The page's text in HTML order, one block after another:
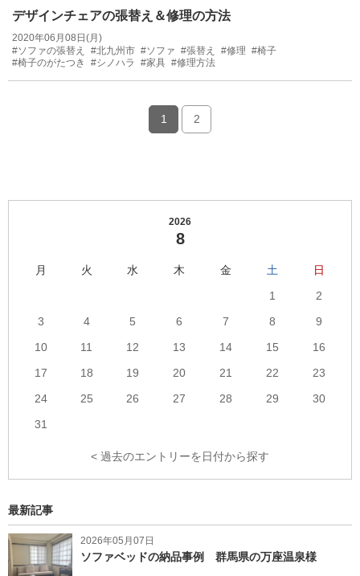
デザインチェアの張替え＆修理の方法
2020年06月08日(月)
#ソファの張替え
#北九州市 #ソファ #張替え #修理 #椅子
#椅子のがたつき
#シノハラ #家具 #修理方法
1 2
2026
8
月 火 水 木 金 土
日
1
2
3
4 5 6 7 8
9
10
11 12 13 14 15
16
17
18 19 20 21 22
23
24
25 26 27 28 29
30
31
< 過去のエントリーを日付から探す
最新記事
2026年05月07日
ソファベッドの納品事例 群馬県の万座温泉様